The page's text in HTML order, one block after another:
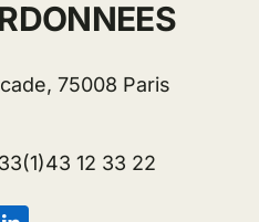
75008 Paris
12 33 22